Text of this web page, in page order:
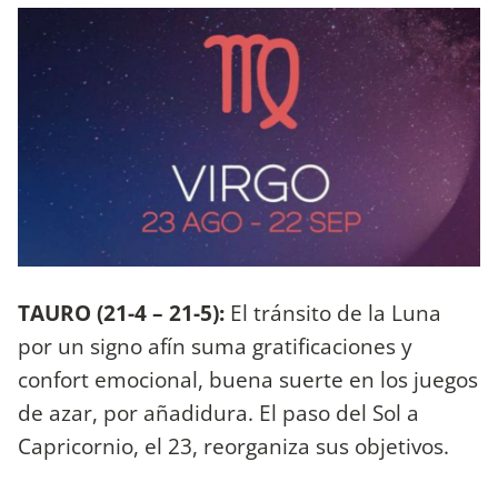
TAURO (21-4 – 21-5): El tránsito de la Luna
por un signo afín suma gratificaciones y
confort emocional, buena suerte en los juegos
de azar, por añadidura. El paso del Sol a
Capricornio, el 23, reorganiza sus objetivos.